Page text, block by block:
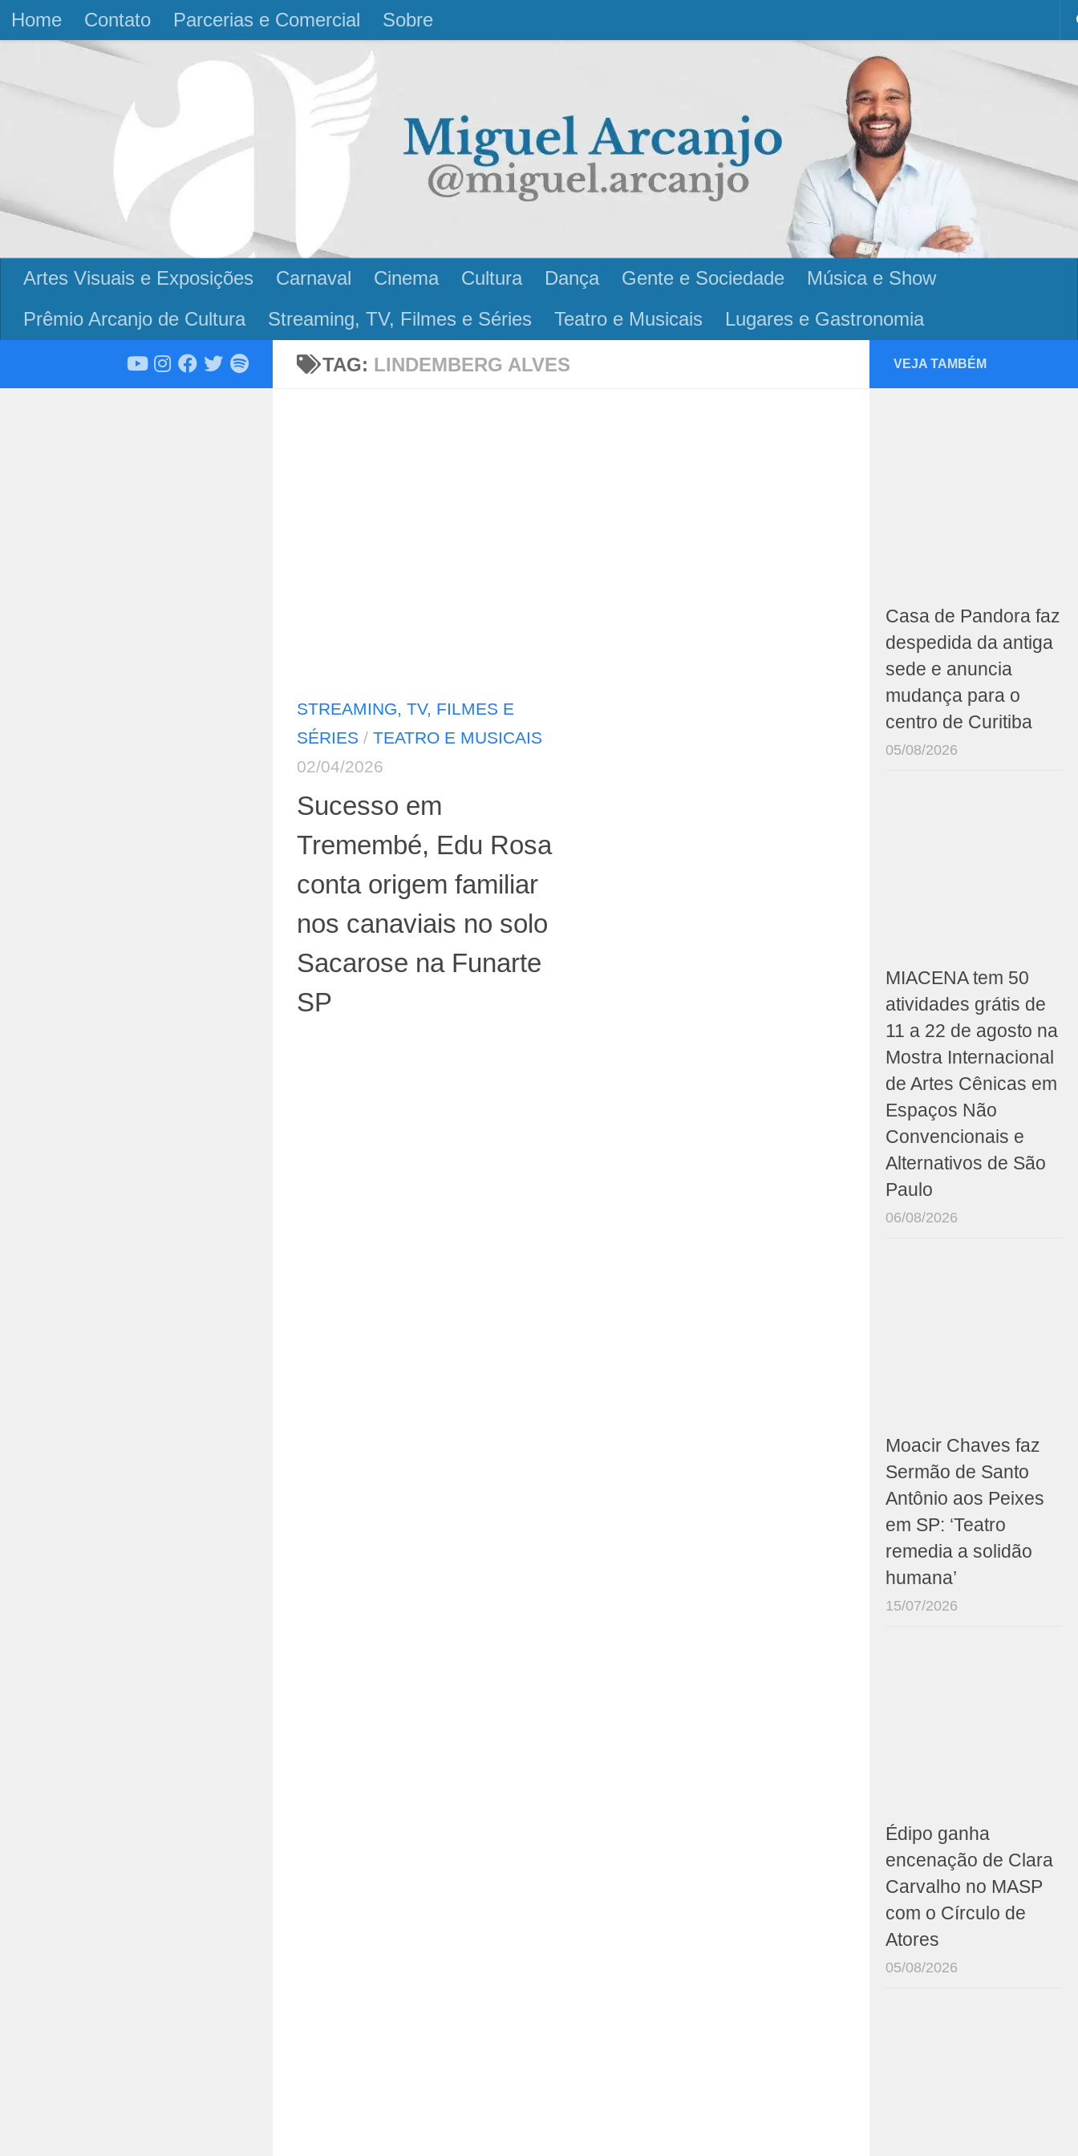
Skip to content
Home Contato Parcerias e Comercial Sobre
Artes Visuais e Exposições Carnaval Cinema Cultura Dança Gente e Sociedade
Música e Show
Prêmio Arcanjo de Cultura
Streaming, TV, Filmes e Séries Teatro e Musicais Lugares e Gastronomia
TAG: LINDEMBERG ALVES
STREAMING, TV, FILMES E
SÉRIES / TEATRO E MUSICAIS
02/04/2026
Sucesso em
Tremembé, Edu Rosa
conta origem familiar
nos canaviais no solo
Sacarose na Funarte
SP
VEJA TAMBÉM
Casa de Pandora faz
despedida da antiga
sede e anuncia
mudança para o
centro de Curitiba
05/08/2026
MIACENA tem 50
atividades grátis de
11 a 22 de agosto na
Mostra Internacional
de Artes Cênicas em
Espaços Não
Convencionais e
Alternativos de São
Paulo
06/08/2026
Moacir Chaves faz
Sermão de Santo
Antônio aos Peixes
em SP: ‘Teatro
remedia a solidão
humana’
15/07/2026
Édipo ganha
encenação de Clara
Carvalho no MASP
com o Círculo de
Atores
05/08/2026